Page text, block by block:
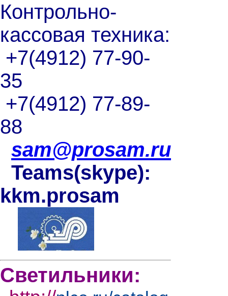
Контрольно-
кассовая техника:
+7(4912) 77-90-
35
+7(4912) 77-89-
88
sam@prosam.ru
Teams(skype):
kkm.prosam
Светильники: